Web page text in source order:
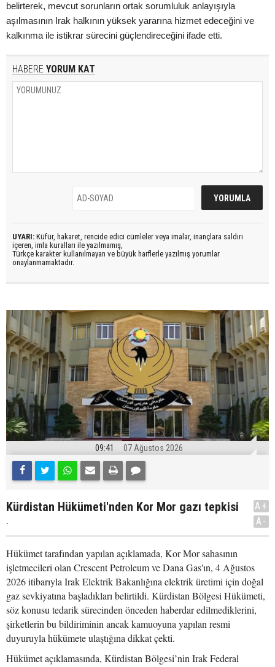
belirterek, mevcut sorunların ortak sorumluluk anlayışıyla
aşılmasının Irak halkının yüksek yararına hizmet edeceğini ve
kalkınma ile istikrar sürecini güçlendireceğini ifade etti.
HABERE YORUM KAT
UYARI: Küfür, hakaret, rencide edici cümleler veya imalar, inançlara saldırı
içeren, imla kuralları ile yazılmamış,
Türkçe karakter kullanılmayan ve büyük harflerle yazılmış yorumlar
onaylanmamaktadır.
09:41 07 Ağustos 2026
Kürdistan Hükümeti'nden Kor Mor gazı tepkisi
.
A+
A-
Hükümet tarafından yapılan açıklamada, Kor Mor sahasının
işletmecileri olan Crescent Petroleum ve Dana Gas'ın, 4 Ağustos
2026 itibarıyla Irak Elektrik Bakanlığına elektrik üretimi için doğal
gaz sevkiyatına başladıkları belirtildi. Kürdistan Bölgesi Hükümeti,
söz konusu tedarik sürecinden önceden haberdar edilmediklerini,
şirketlerin bu bildiriminin ancak kamuoyuna yapılan resmi
duyuruyla hükümete ulaştığına dikkat çekti.
Hükümet açıklamasında, Kürdistan Bölgesi’nin Irak Federal